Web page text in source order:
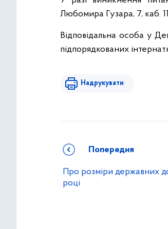
Любомира Гузара, 7, каб.
Відповідальна особа у
підпорядкованих
Надрукувати
Попередня
Про розміри державних
році